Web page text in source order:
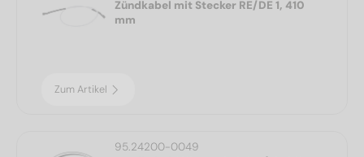
Zündkabel mit Stecker RE/DE 1, 410
mm
Zum Artikel
95.24200-0049